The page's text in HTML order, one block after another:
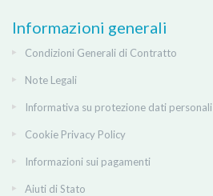
Informazioni generali
Condizioni Generali di Contratto
Note Legali
Informativa su protezione dati personali
Cookie Privacy Policy
Informazioni sui pagamenti
Aiuti di Stato